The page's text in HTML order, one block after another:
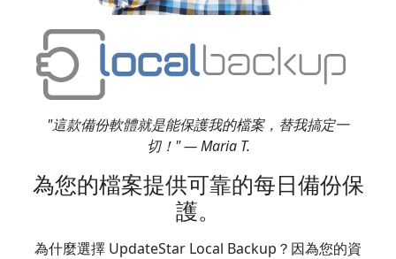
"這款備份軟體就是能保護我的檔案，替我搞定一
切！" — Maria T.
為您的檔案提供可靠的每日備份保
護。
為什麼選擇 UpdateStar Local Backup？因為您的資